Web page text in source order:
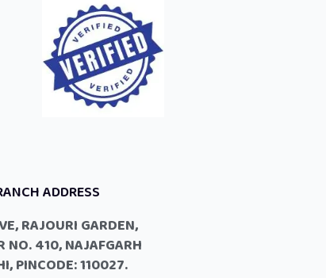
ADDRESS
RAJOURI GARDEN,
NO. 410, NAJAFGARH
PINCODE: 110027.